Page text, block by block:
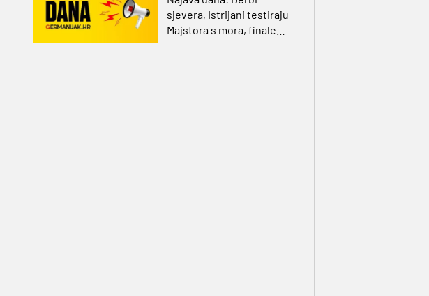
sjevera, Istrijani testiraju
Majstora s mora, finale